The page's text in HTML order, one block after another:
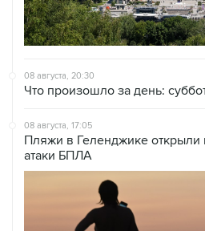
08 августа, 20:30
Что произошло за день:
08 августа, 17:05
Пляжи в Геленджике открыли
атаки БПЛА